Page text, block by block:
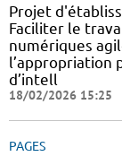
Projet
Faciliter le
numériques
l’appropriation
d’intell
18/02/2026 15:25
PAGES